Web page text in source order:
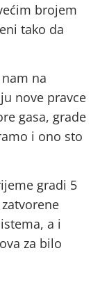
brojem
tako da
na
nove pravce
gasa, grade
i ono sto
gradi 5
a i
za bilo